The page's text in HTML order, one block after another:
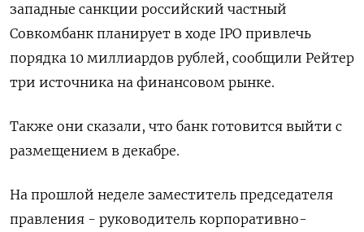
западные санкции российский частный
Совкомбанк планирует в ходе IPO привлечь
порядка 10 миллиардов рублей, сообщили Рейтер
три источника на финансовом рынке.
Также они сказали, что банк готовится выйти с
размещением в декабре.
На прошлой неделе заместитель председателя
правления - руководитель корпоративно-